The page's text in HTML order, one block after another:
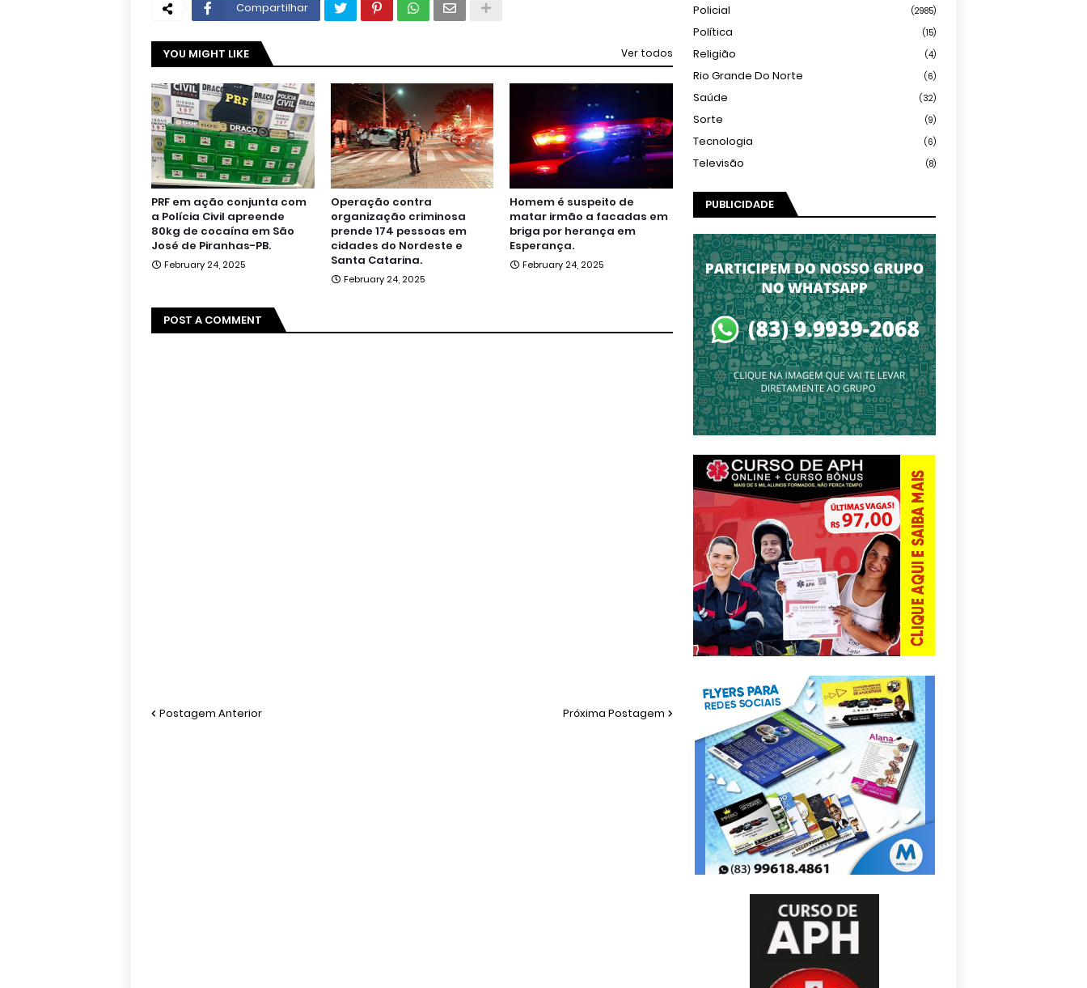
Compartilhar
YOU MIGHT LIKE Ver todos
PRF em ação conjunta com
a Polícia Civil apreende
80kg de cocaína em São
José de Piranhas-PB.
February 24, 2025
Operação contra
organização criminosa
prende 174 pessoas em
cidades do Nordeste e
Santa Catarina.
February 24, 2025
Homem é suspeito de
matar irmão a facadas em
briga por herança em
Esperança.
February 24, 2025
POST A COMMENT
Postagem Anterior Próxima Postagem
Policial (2985)
Política (15)
Religião (4)
Rio Grande Do Norte (6)
Saúde (32)
Sorte (9)
Tecnologia (6)
Televisão (8)
PUBLICIDADE